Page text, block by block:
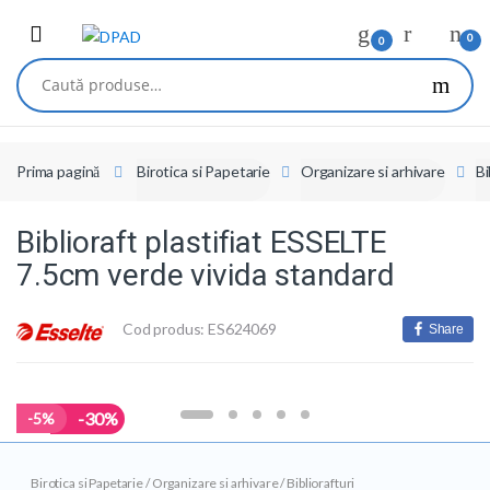
navigation
content
0 0
Caută
după:
Prima pagină Birotica si Papetarie Organizare si arhivare
Biblioraft plastifiat ESSELTE
7.5cm verde vivida standard
Cod produs: ES624069 Share
-5% -30%
Birotica si Papetarie/Organizare si arhivare/Bibliorafturi